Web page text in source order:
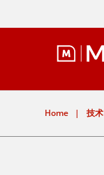
Home | 技术